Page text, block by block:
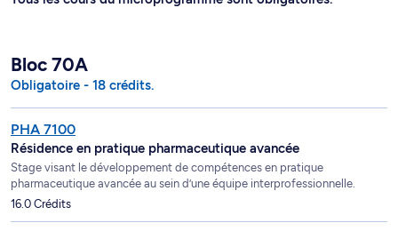
Bloc 70A
Obligatoire - 18 crédits.
PHA 7100
Résidence en pratique pharmaceutique avancée
Stage visant le développement de compétences en pratique
pharmaceutique avancée au sein d’une équipe interprofessionnelle.
16.0 Crédits